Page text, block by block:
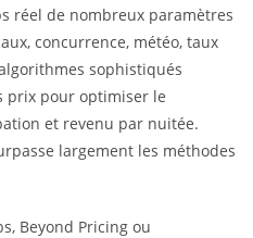
réel de nombreux paramètres
concurrence, météo, taux
sophistiqués
prix pour optimiser le
et revenu par nuitée.
largement les méthodes
Beyond Pricing ou